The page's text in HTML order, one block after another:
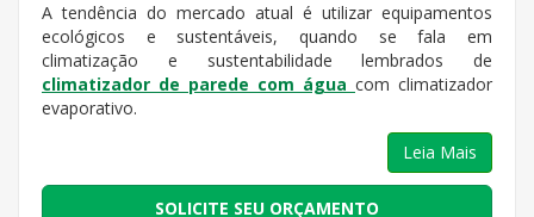
A tendência do mercado atual é utilizar equipamentos
ecológicos e sustentáveis, quando se fala em
climatização e sustentabilidade lembrados de
climatizador de parede com água com climatizador
evaporativo.
Leia Mais
SOLICITE SEU ORÇAMENTO